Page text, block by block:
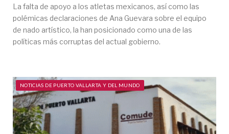
La falta de apoyo a los atletas mexicanos, así como las
polémicas declaraciones de Ana Guevara sobre el equipo
de nado artístico, la han posicionado como una de las
políticas más corruptas del actual gobierno.
NOTICIAS DE PUERTO VALLARTA Y DEL MUNDO